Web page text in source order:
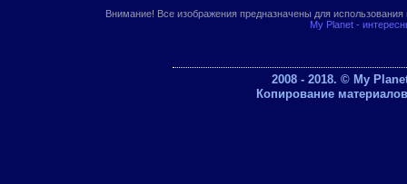
Внимание! Все изображения предназначены для
My Planet -
2008 - 2018. © My
Копирование